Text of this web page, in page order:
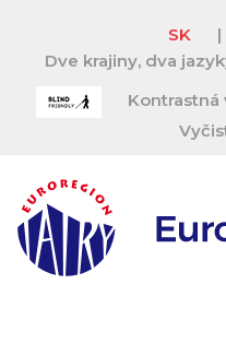
SK |
Dve krajiny, dva
Kontrastná